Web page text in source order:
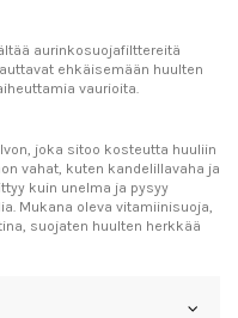
aurinkosuojafilttereitä
ehkäisemään huulten
vaurioita.
joka sitoo kosteutta huuliin
vahat, kuten kandelillavaha ja
kuin unelma ja pysyy
Mukana oleva vitamiinisuoja,
suojaten huulten herkkää